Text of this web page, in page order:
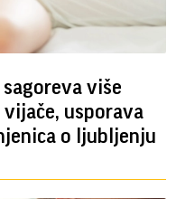
više
usporava
o ljubljenju